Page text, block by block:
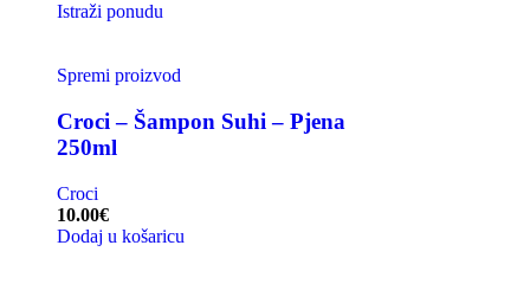
Istraži ponudu
Spremi proizvod
Croci – Šampon Suhi – Pjena
250ml
Croci
10.00€
Dodaj u košaricu